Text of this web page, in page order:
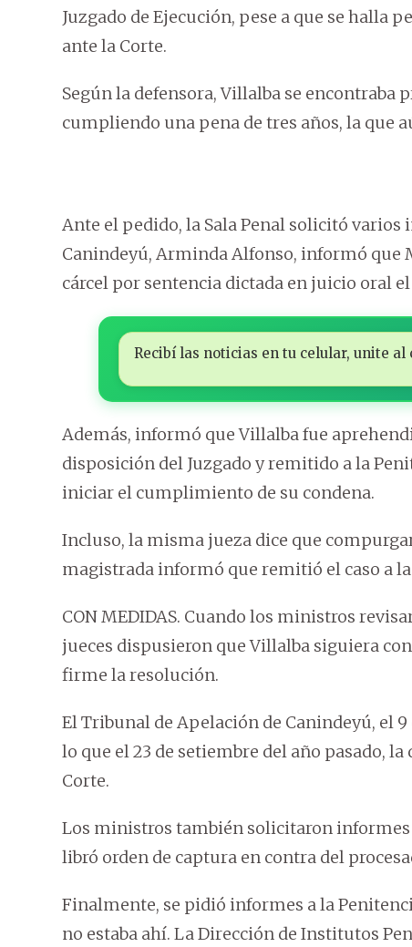
Juzgado de Ejecución, pese a que se halla
ante la Corte.
Según la defensora, Villalba se encontraba
cumpliendo una pena de tres años, la que
Ante el pedido, la Sala Penal solicitó varios
Canindeyú, Arminda Alfonso, informó que
cárcel por sentencia dictada en juicio oral
Recibí las noticias en tu celular, unite al
Además, informó que Villalba fue
disposición del Juzgado y remitido a la
iniciar el cumplimiento de su condena.
Incluso, la misma jueza dice que
magistrada informó que remitió el caso a
CON MEDIDAS. Cuando los ministros
jueces dispusieron que Villalba siguiera
firme la resolución.
El Tribunal de Apelación de Canindeyú, el
lo que el 23 de setiembre del año pasado,
Corte.
Los ministros también solicitaron
libró orden de captura en contra del
Finalmente, se pidió informes a la
no estaba ahí. La Dirección de Institutos